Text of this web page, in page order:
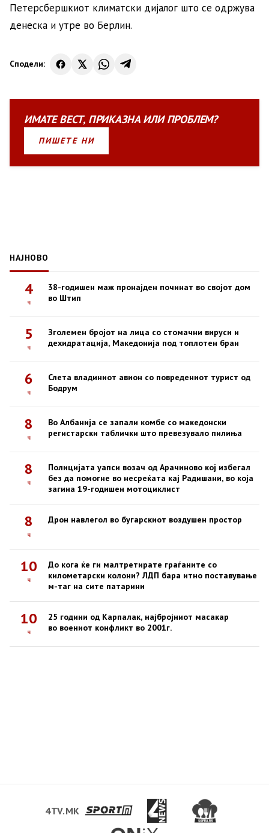
Петерсбершкиот климатски дијалог што се одржува
денеска и утре во Берлин.
Сподели:
ИМАТЕВЕСТ, ПРИКАЗНАИЛИПРОБЛЕМ?
ПИШЕТЕ НИ
НАЈНОВО
4
ч
38-годишен маж пронајден починат во својот дом
во Штип
5
ч
Зголемен бројот на лица со стомачни вируси и
дехидратација, Македонија под топлотен бран
6
ч
Слета владиниот авион со повредениот турист од
Бодрум
8
ч
Во Албанија се запали комбе со македонски
регистарски таблички што превезувало пилиња
8
ч
Полицијата уапси возач од Арачиново кој избегал
без да помогне во несреќата кај Радишани, во која
загина 19-годишен мотоциклист
8
ч
Дрон навлегол во бугарскиот воздушен простор
10
ч
До кога ќе ги малтретирате граѓаните со
километарски колони? ЛДП бара итно поставување
м-таг на сите патарини
10
ч
25 години од Карпалак, најбројниот масакар
во воениот конфликт во 2001г.
4TV.MK